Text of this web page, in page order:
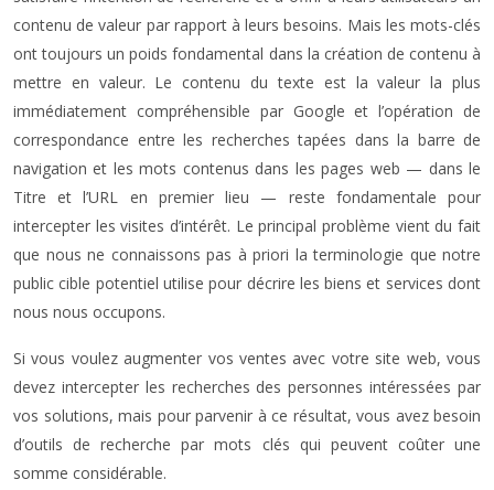
contenu de valeur par rapport à leurs besoins. Mais les mots-clés
ont toujours un poids fondamental dans la création de contenu à
mettre en valeur. Le contenu du texte est la valeur la plus
immédiatement compréhensible par Google et l’opération de
correspondance entre les recherches tapées dans la barre de
navigation et les mots contenus dans les pages web — dans le
Titre et l’URL en premier lieu — reste fondamentale pour
intercepter les visites d’intérêt. Le principal problème vient du fait
que nous ne connaissons pas à priori la terminologie que notre
public cible potentiel utilise pour décrire les biens et services dont
nous nous occupons.
Si vous voulez augmenter vos ventes avec votre site web, vous
devez intercepter les recherches des personnes intéressées par
vos solutions, mais pour parvenir à ce résultat, vous avez besoin
d’outils de recherche par mots clés qui peuvent coûter une
somme considérable.